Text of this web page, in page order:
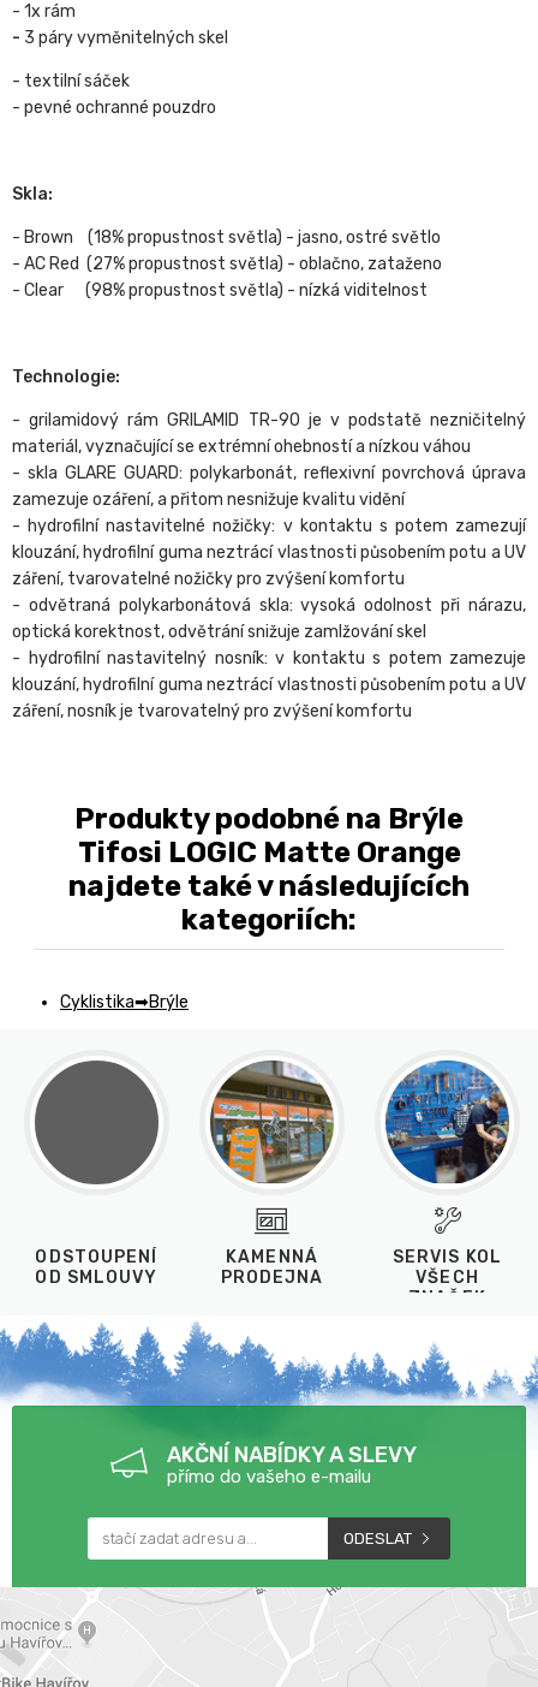
- 1x rám
- 3 páry vyměnitelných skel
- textilní sáček
- pevné ochranné pouzdro
Skla:
- Brown (18% propustnost světla) - jasno, ostré světlo
- AC Red (27% propustnost světla) - oblačno, zataženo
- Clear (98% propustnost světla) - nízká viditelnost
Technologie:
- grilamidový rám GRILAMID TR-90 je v podstatě nezničitelný
materiál, vyznačující se extrémní ohebností a nízkou váhou
- skla GLARE GUARD: polykarbonát, reflexivní povrchová úprava
zamezuje ozáření, a přitom nesnižuje kvalitu vidění
- hydrofilní nastavitelné nožičky: v kontaktu s potem zamezují
klouzání, hydrofilní guma neztrácí vlastnosti působením potu a UV
záření, tvarovatelné nožičky pro zvýšení komfortu
- odvětraná polykarbonátová skla: vysoká odolnost při nárazu,
optická korektnost, odvětrání snižuje zamlžování skel
- hydrofilní nastavitelný nosník: v kontaktu s potem zamezuje
klouzání, hydrofilní guma neztrácí vlastnosti působením potu a UV
záření, nosník je tvarovatelný pro zvýšení komfortu
Produkty podobné na Brýle
Tifosi LOGIC Matte Orange
najdete také v následujících
kategoriích:
Cyklistika Brýle
ODSTOUPENÍ
OD SMLOUVY
KAMENNÁ
PRODEJNA
SERVIS KOL
VŠECH
ZNAČEK
AKČNÍ NABÍDKY A SLEVY
přímo do vašeho e-mailu
ODESLAT